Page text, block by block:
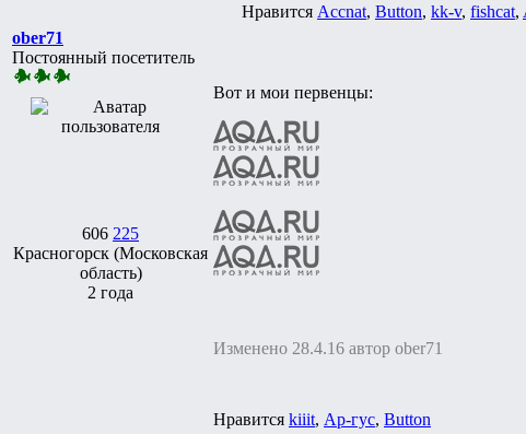
Нравится Accnat, Button, kk-v, fishcat,
ober71
Постоянный посетитель
606 225
Красногорск (Московская
область)
2 года
Вот и мои первенцы:
Изменено 28.4.16 автор ober71
Нравится kiiit, Ар-гус, Button